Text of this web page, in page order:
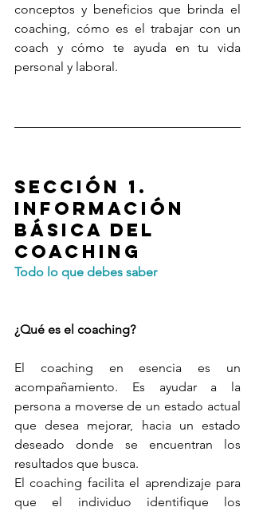
conceptos y beneficios que brinda el
coaching, cómo es el trabajar con un
coach y cómo te ayuda en tu vida
personal y laboral.
Sección 1.
Información
básica del
coaching
Todo lo que debes saber
¿Qué es el coaching?
El coaching en esencia es un
acompañamiento. Es ayudar a la
persona a moverse de un estado actual
que desea mejorar, hacia un estado
deseado donde se encuentran los
resultados que busca.
El coaching facilita el aprendizaje para
que el individuo identifique los